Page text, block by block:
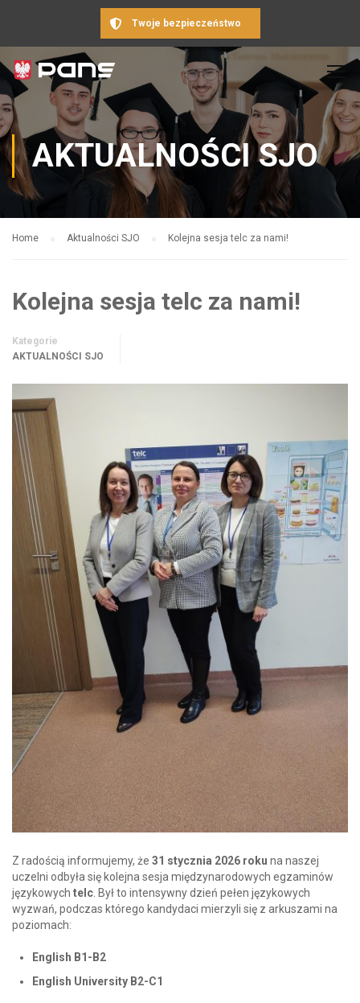
Twoje bezpieczeństwo
AKTUALNOŚCI SJO
Home Aktualności SJO Kolejna sesja telc za nami!
Kolejna sesja telc za nami!
Kategorie
AKTUALNOŚCI SJO
Z radością informujemy, że 31 stycznia 2026 roku na naszej
uczelni odbyła się kolejna sesja międzynarodowych egzaminów
językowych telc . Był to intensywny dzień pełen językowych
wyzwań, podczas którego kandydaci mierzyli się z arkuszami na
poziomach:
English B1-B2
English University B2-C1